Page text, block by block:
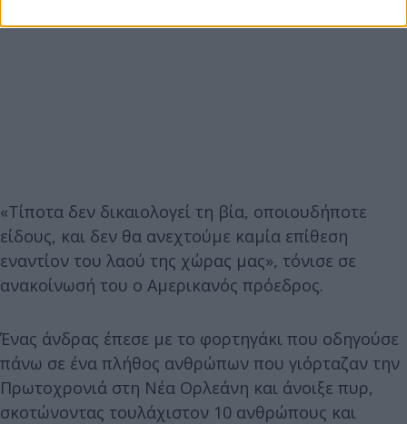
«Τίποτα δεν δικαιολογεί τη βία, οποιουδήποτε
είδους, και δεν θα ανεχτούμε καμία επίθεση
εναντίον του λαού της χώρας μας», τόνισε σε
ανακοίνωσή του ο Αμερικανός πρόεδρος.
Ένας άνδρας έπεσε με το φορτηγάκι που οδηγούσε
πάνω σε ένα πλήθος ανθρώπων που γιόρταζαν την
Πρωτοχρονιά στη Νέα Ορλεάνη και άνοιξε πυρ,
σκοτώνοντας τουλάχιστον 10 ανθρώπους και